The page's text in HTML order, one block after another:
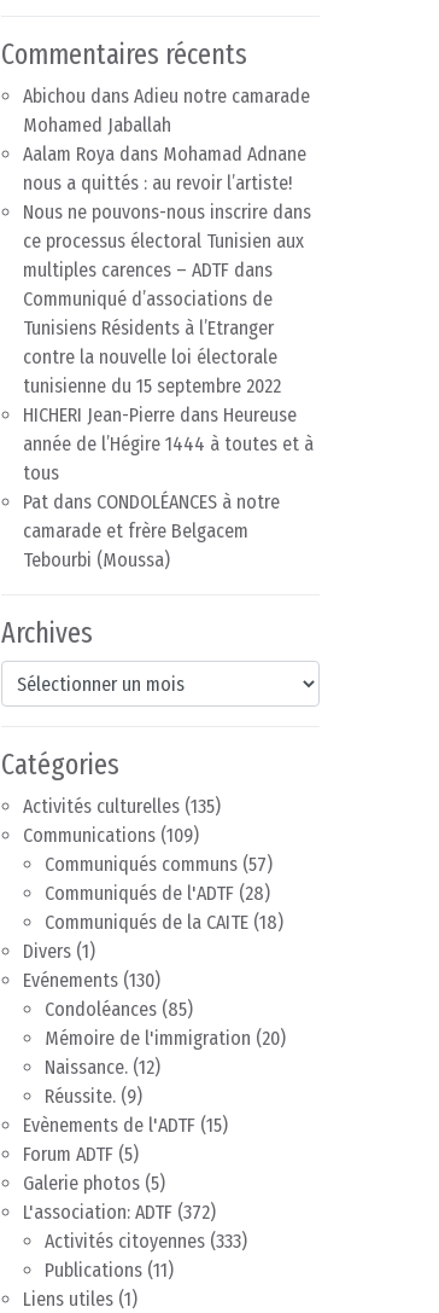
Commentaires récents
Abichou dans Adieu notre camarade
Mohamed Jaballah
Aalam Roya dans Mohamad Adnane
nous a quittés : au revoir l’artiste!
Nous ne pouvons-nous inscrire dans
ce processus électoral Tunisien aux
multiples carences – ADTF dans
Communiqué d’associations de
Tunisiens Résidents à l’Etranger
contre la nouvelle loi électorale
tunisienne du 15 septembre 2022
HICHERI Jean-Pierre dans Heureuse
année de l’Hégire 1444 à toutes et à
tous
Pat dans CONDOLÉANCES à notre
camarade et frère Belgacem
Tebourbi (Moussa)
Archives
Archives
Catégories
Activités culturelles (135)
Communications (109)
Communiqués communs (57)
Communiqués de l'ADTF (28)
Communiqués de la CAITE (18)
Divers (1)
Evénements (130)
Condoléances (85)
Mémoire de l'immigration (20)
Naissance. (12)
Réussite. (9)
Evènements de l'ADTF (15)
Forum ADTF (5)
Galerie photos (5)
L'association: ADTF (372)
Activités citoyennes (333)
Publications (11)
Liens utiles (1)